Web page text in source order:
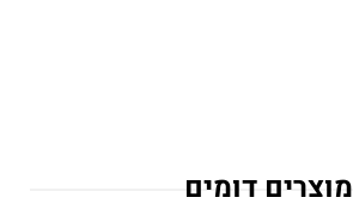
מוצרים דומים